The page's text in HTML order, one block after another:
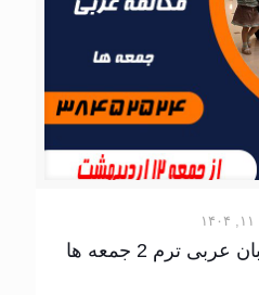
شروع دوره مکالمه زبان عربی ترم 2 جمعه ها